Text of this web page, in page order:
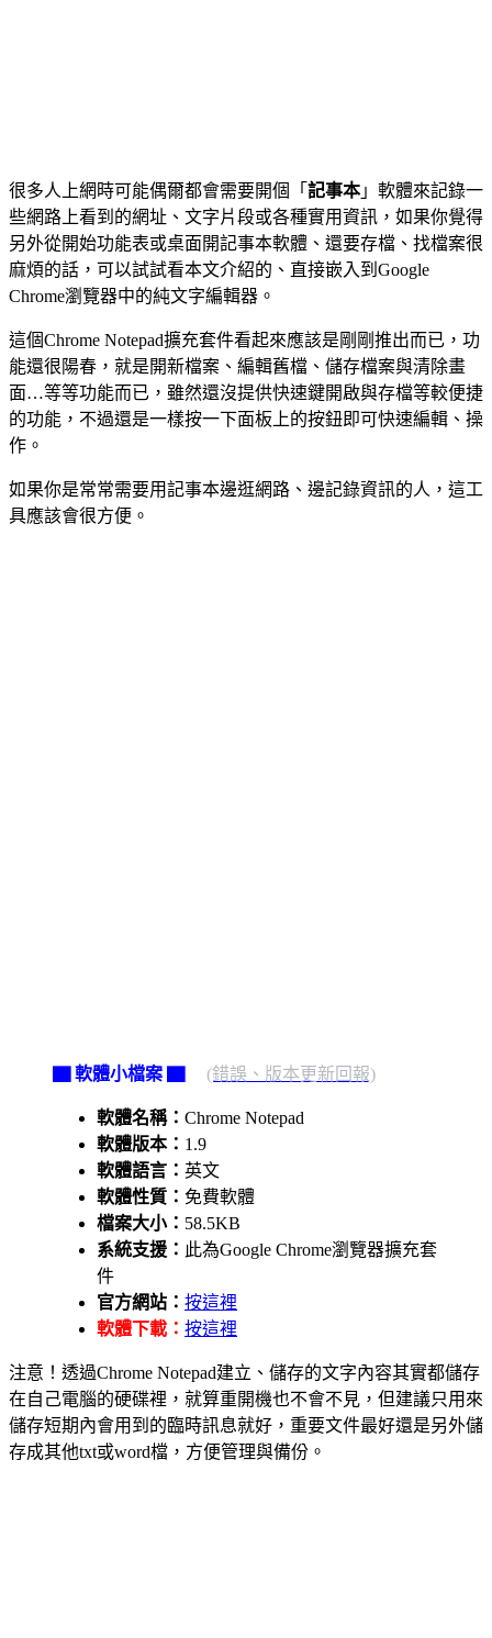
很多人上網時可能偶爾都會需要開個「 記事本」軟體來記錄一
些網路上看到的網址、文字片段或各種實用資訊，如果你覺得
另外從開始功能表或桌面開記事本軟體、還要存檔、找檔案很
麻煩的話，可以試試看本文介紹的、直接嵌入到Google
Chrome瀏覽器中的純文字編輯器。
這個Chrome Notepad擴充套件看起來應該是剛剛推出而已，功
能還很陽春，就是開新檔案、編輯舊檔、儲存檔案與清除畫
面…等等功能而已，雖然還沒提供快速鍵開啟與存檔等較便捷
的功能，不過還是一樣按一下面板上的按鈕即可快速編輯、操
作。
如果你是常常需要用記事本邊逛網路、邊記錄資訊的人，這工
具應該會很方便。
▇ 軟體小檔案 ▇ (錯誤、版本更新回報)
軟體名稱： Chrome Notepad
軟體版本： 1.9
軟體語言： 英文
軟體性質： 免費軟體
檔案大小： 58.5KB
系統支援： 此為Google Chrome瀏覽器擴充套
件
官方網站： 按這裡
軟體下載： 按這裡
注意！透過Chrome Notepad建立、儲存的文字內容其實都儲存
在自己電腦的硬碟裡，就算重開機也不會不見，但建議只用來
儲存短期內會用到的臨時訊息就好，重要文件最好還是另外儲
存成其他txt或word檔，方便管理與備份。